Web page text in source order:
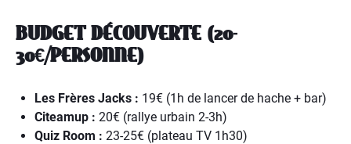
BUDGET DÉCOUVERTE (20-
30€/PERSONNE)
Les Frères Jacks : 19€ (1h de lancer de hache + bar)
Citeamup : 20€ (rallye urbain 2-3h)
Quiz Room : 23-25€ (plateau TV 1h30)